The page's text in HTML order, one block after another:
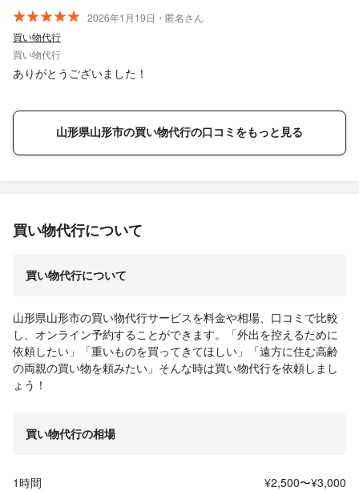
2026年1月19日・匿名さん
買い物代行
買い物代行
ありがとうございました！
山形県山形市の買い物代行の口コミをもっと見る
買い物代行について
買い物代行について
山形県山形市の買い物代行サービスを料金や相場、口コミで比較
し、オンライン予約することができます。「外出を控えるために
依頼したい」「重いものを買ってきてほしい」「遠方に住む高齢
の両親の買い物を頼みたい」そんな時は買い物代行を依頼しまし
ょう！
買い物代行の相場
1時間 ¥2,500〜¥3,000